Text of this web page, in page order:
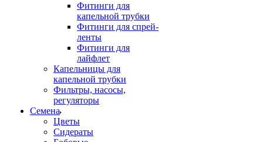
Фитинги для
капельной трубки
Фитинги для спрей-
ленты
Фитинги для
лайфлет
Капельницы для
капельной трубки
Фильтры, насосы,
регуляторы
Семена
Цветы
Сидераты